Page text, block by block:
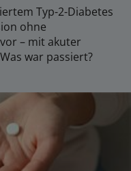
Typ-2-Diabetes
ohne
– mit akuter
war passiert?